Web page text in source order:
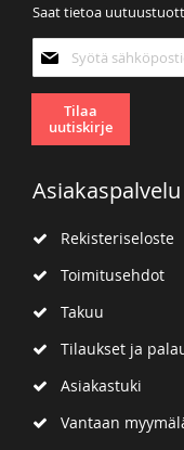
Saat tietoa
uutiskirjeemme:
Tilaa
uutiskirje
Asiakaspalvelu
Rekisteriseloste
Toimitusehdot
Takuu
Tilaukset ja
Asiakastuki
Vantaan